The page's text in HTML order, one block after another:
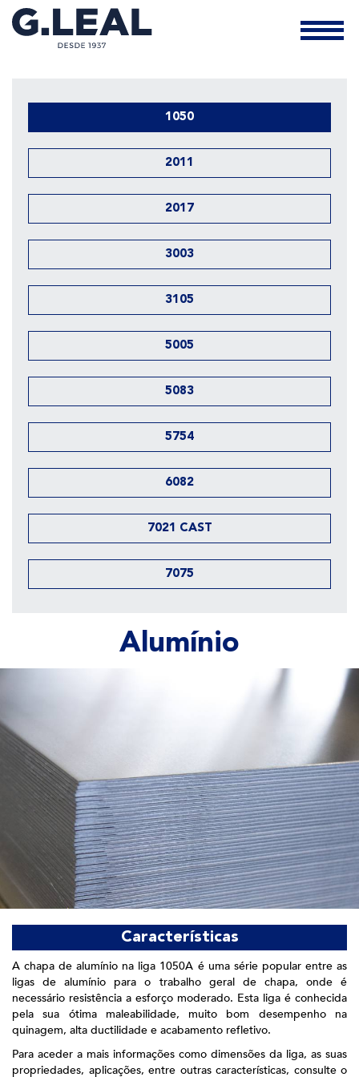
1050
2011
2017
3003
3105
5005
5083
5754
6082
7021 CAST
7075
Alumínio
Características
A chapa de alumínio na liga 1050A é uma série popular entre as
ligas de alumínio para o trabalho geral de chapa, onde é
necessário resistência a esforço moderado. Esta liga é conhecida
pela sua ótima maleabilidade, muito bom desempenho na
quinagem, alta ductilidade e acabamento refletivo.
Para aceder a mais informações como dimensões da liga, as suas
propriedades, aplicações, entre outras características, consulte o